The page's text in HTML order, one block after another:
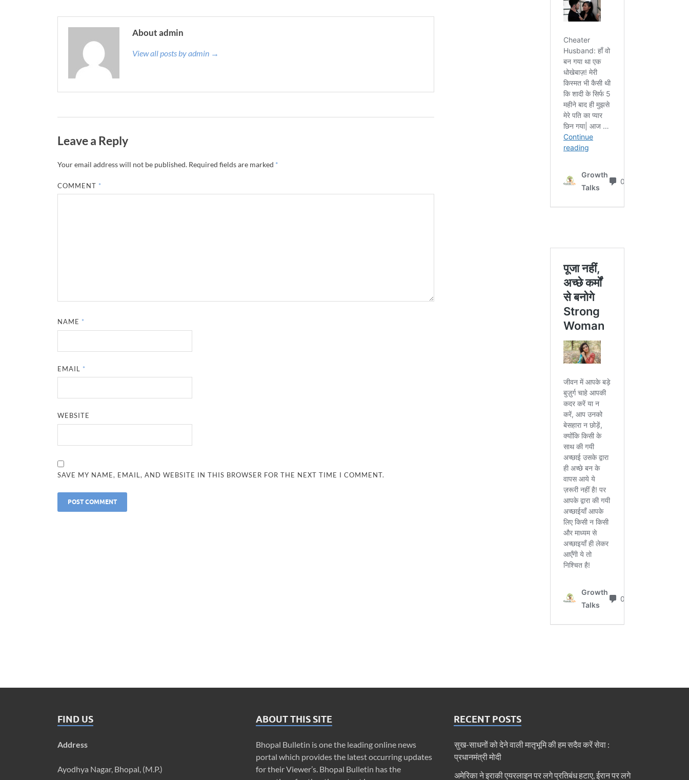
About admin
View all posts by admin →
Leave a Reply
Your email address will not be published. Required fields are marked *
COMMENT *
NAME *
EMAIL *
WEBSITE
SAVE MY NAME, EMAIL, AND WEBSITE IN THIS BROWSER FOR THE NEXT TIME I COMMENT.
FIND US
Address
Ayodhya Nagar, Bhopal, (M.P.)
ABOUT THIS SITE
Bhopal Bulletin is one the leading online news
portal which provides the latest occurring updates
for their Viewer’s. Bhopal Bulletin has the
RECENT POSTS
सुख-साधनों को देने वाली मातृभूमि की हम सदैव करें सेवा :
प्रधानमंत्री मोदी
अमेरिका ने इराकी एयरलाइन पर लगे प्रतिबंध हटाए, ईरान पर लगे